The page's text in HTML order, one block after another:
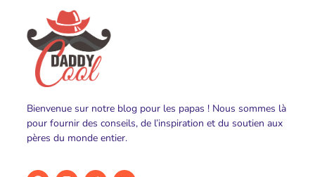
Bienvenue sur notre blog pour les papas ! Nous sommes là
pour fournir des conseils, de l’inspiration et du soutien aux
pères du monde entier.